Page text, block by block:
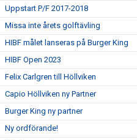
Uppstart P/F 2017-2018
Missa inte årets golftävling
HIBF målet lanseras på Burger King
HIBF Open 2023
Felix Carlgren till Höllviken
Capio Höllviken ny Partner
Burger King ny partner
Ny ordförande!